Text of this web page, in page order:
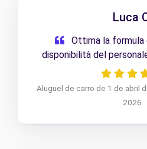
Luca
Ottima la formula
disponibilità del
Aluguel de carro de 1 de abril
2026